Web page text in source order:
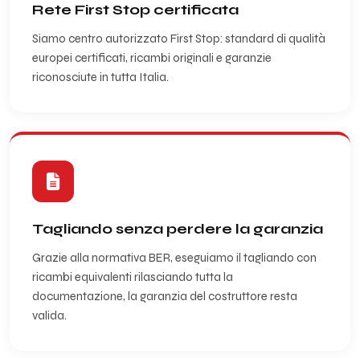
Rete First Stop certificata
Siamo centro autorizzato First Stop: standard di qualità
europei certificati, ricambi originali e garanzie
riconosciute in tutta Italia.
Tagliando senza perdere la garanzia
Grazie alla normativa BER, eseguiamo il tagliando con
ricambi equivalenti rilasciando tutta la
documentazione, la garanzia del costruttore resta
valida.